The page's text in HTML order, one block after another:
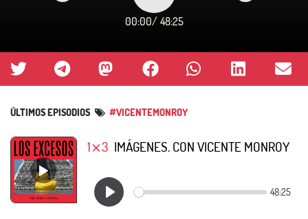
00:00/ 48:25
ÚLTIMOS EPISODIOS #VICENTEMONROY
1⨯3 IMÁGENES. CON VICENTE MONROY